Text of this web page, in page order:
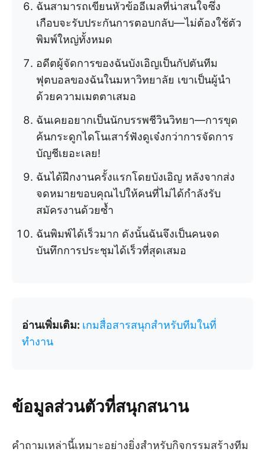
ฉันสามารถเขียนหัวข้ออีเมลที่น่าสนใจซึ่ง
เกือบจะรับประกันการตอบกลับ—ไม่ต้องใช้ตัว
พิมพ์ใหญ่ทั้งหมด
อดีตผู้จัดการของฉันบังเอิญเป็นกัปตันทีม
ฟุตบอลของฉันในมหาวิทยาลัย เขาเป็นผู้นำ
ด้วยความเมตตาเสมอ
ฉันเคยอยากเป็นนักบรรพชีวินวิทยา—การขุด
ค้นกระดูกไดโนเสาร์ฟังดูเจ๋งกว่าการจัดการ
บัญชีเยอะเลย!
ฉันได้ฝึกงานครั้งแรกโดยบังเอิญ หลังจากส่ง
จดหมายขอบคุณไปให้คนที่ไม่ได้กำลังรับ
สมัครงานด้วยซ้ำ
ฉันพิมพ์ได้เร็วมาก ดังนั้นฉันจึงเป็นคนจด
บันทึกการประชุมได้เร็วที่สุดเสมอ
อ่านเพิ่มเติม: เกมสื่อสารสนุกสำหรับทีมในที่
ทำงาน
ข้อมูลส่วนตัวที่สนุกสนาน
คำถามเหล่านี้เหมาะอย่างยิ่งสำหรับกิจกรรมสร้างทีม